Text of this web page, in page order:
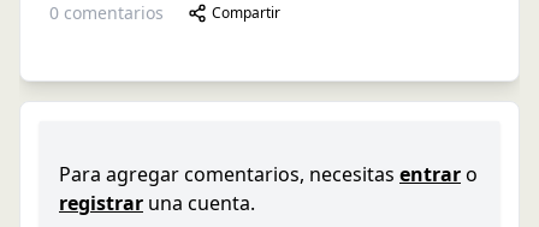
0 comentarios Compartir
Para agregar comentarios, necesitas entraro
registrar una cuenta.